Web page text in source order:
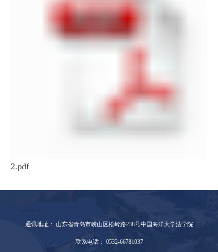
2.pdf
通讯地址： 山东省青岛市崂山区松岭路238号中国海洋大学法学院
联系电话： 0532-66781037